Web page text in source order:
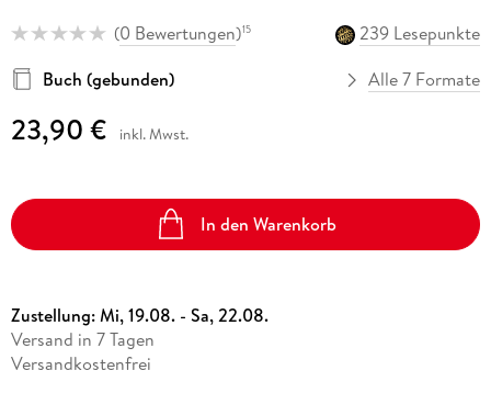
(0 Bewertungen)15
239 Lesepunkte
Buch (gebunden)
Alle 7 Formate
23,90 € inkl. Mwst.
In den Warenkorb
Zustellung:Mi, 19.08. - Sa, 22.08.
Versand in 7 Tagen
Versandkostenfrei